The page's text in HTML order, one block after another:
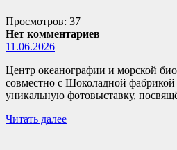
Просмотров: 37
Нет комментариев
11.06.2026
Центр океанографии и морской
совместно с Шоколадной фабрикой
уникальную фотовыставку,
Читать далее